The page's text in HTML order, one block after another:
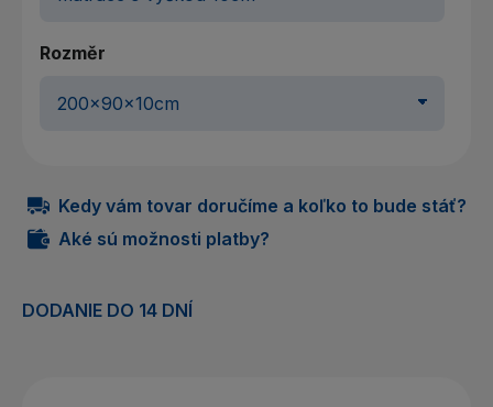
Rozměr
Kedy vám tovar doručíme a koľko to bude stáť?
Aké sú možnosti platby?
DODANIE DO 14 DNÍ